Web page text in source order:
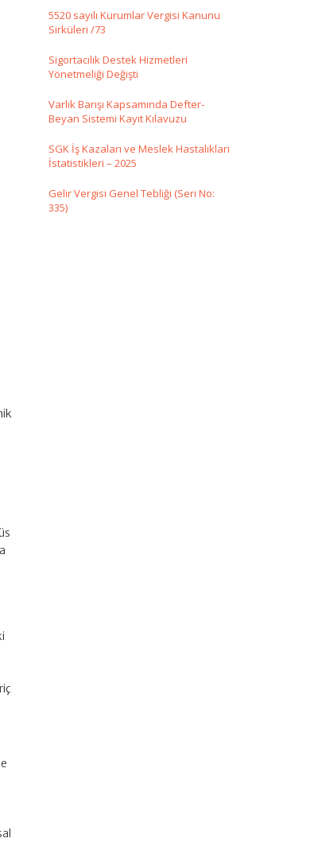
5520 sayılı Kurumlar Vergisi Kanunu
Sirküleri /73
Sigortacılık Destek Hizmetleri
Yönetmeliği Değişti
Varlık Barışı Kapsamında Defter-
Beyan Sistemi Kayıt Kılavuzu
SGK İş Kazaları ve Meslek Hastalıkları
İstatistikleri – 2025
Gelir Vergisi Genel Tebliği (Seri No:
335)